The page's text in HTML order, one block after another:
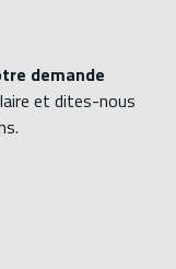
demande
et dites-nous